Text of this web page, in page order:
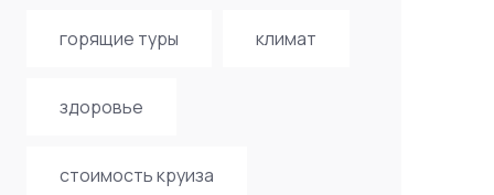
горящие туры климат
здоровье
стоимость круиза